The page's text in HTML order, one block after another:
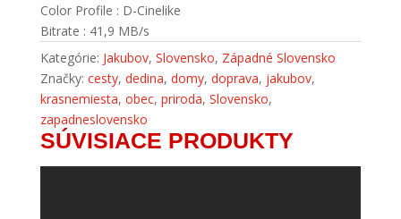
Color Profile : D-Cinelike
Bitrate : 41,9 MB/s
Kategórie: Jakubov, Slovensko, Západné Slovensko
Značky: cesty, dedina, domy, doprava, jakubov,
krasnemiesta, obec, priroda, Slovensko,
zapadneslovensko
SÚVISIACE PRODUKTY